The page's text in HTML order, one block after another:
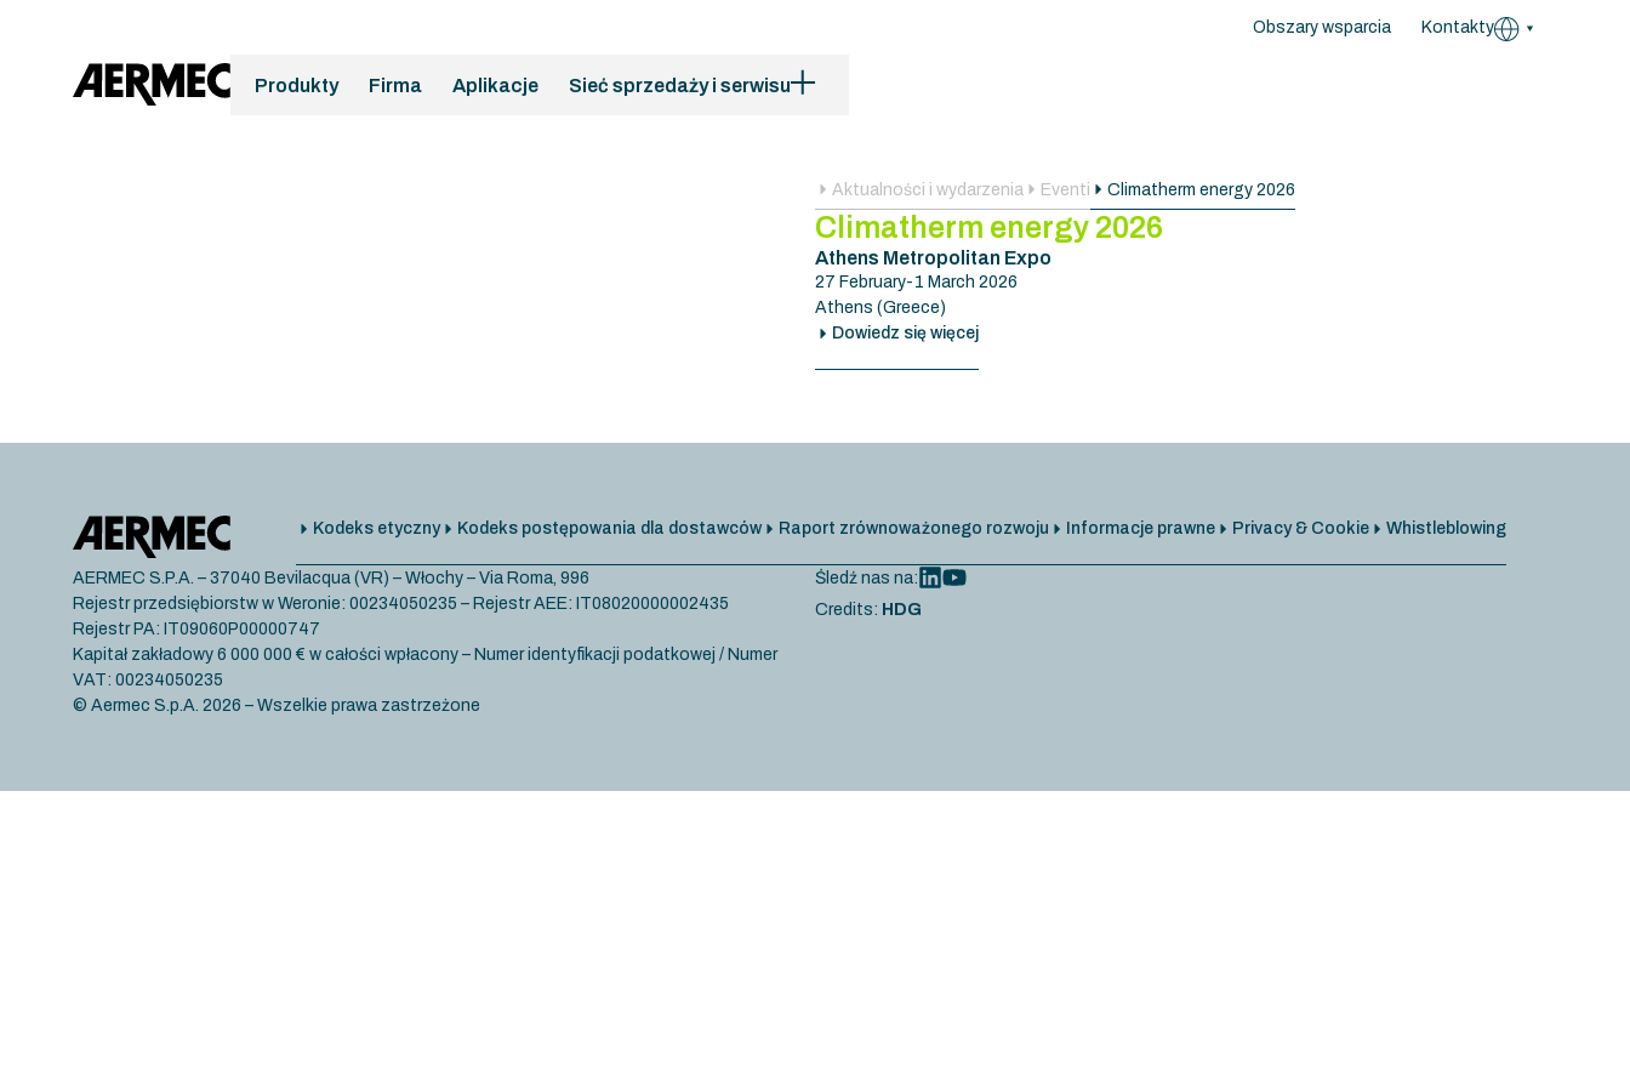
Obszary wsparcia Kontakty
Produkty Firma Aplikacje Sieć sprzedaży i serwisu
Aktualności i wydarzenia Eventi Climatherm energy 2026
Climatherm energy 2026
Athens Metropolitan Expo
27 February-1 March 2026
Athens (Greece)
Dowiedz się więcej
Kodeks etyczny Kodeks postępowania dla dostawców Raport zrównoważonego rozwoju Informacje prawne Privacy & Cookie Whistleblowing
AERMEC S.P.A. – 37040 Bevilacqua (VR) – Włochy – Via Roma, 996
Rejestr przedsiębiorstw w Weronie: 00234050235 – Rejestr AEE: IT08020000002435
Rejestr PA: IT09060P00000747
Kapitał zakładowy 6 000 000 € w całości wpłacony – Numer identyfikacji podatkowej / Numer
VAT: 00234050235
© Aermec S.p.A. 2026 – Wszelkie prawa zastrzeżone
Śledź nas na:
Credits: HDG